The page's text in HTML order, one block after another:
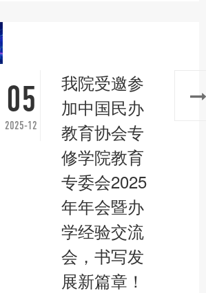
05
2025-12
我院受邀参
加中国民办
教育协会专
修学院教育
专委会2025
年年会暨办
学经验交流
会，书写发
展新篇章！